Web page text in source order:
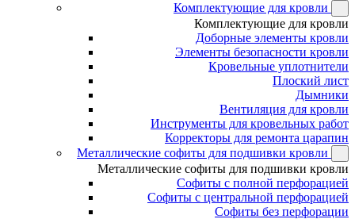
Комплектующие для кровли
Комплектующие для кровли
Доборные элементы кровли
Элементы безопасности кровли
Кровельные уплотнители
Плоский лист
Дымники
Вентиляция для кровли
Инструменты для кровельных работ
Корректоры для ремонта царапин
Металлические софиты для подшивки кровли
Металлические софиты для подшивки кровли
Софиты с полной перфорацией
Софиты с центральной перфорацией
Софиты без перфорации